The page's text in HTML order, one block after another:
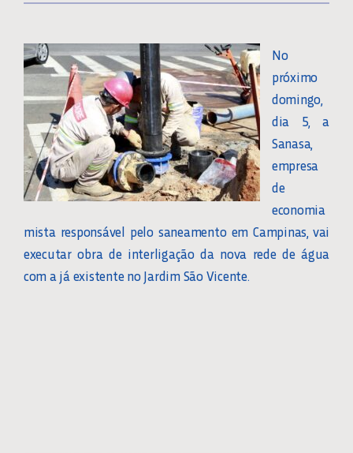
No
próximo
domingo,
dia 5, a
Sanasa,
empresa
de
economia
mista responsável pelo saneamento em Campinas, vai
executar obra de interligação da nova rede de água
com a já existente no Jardim São Vicente.